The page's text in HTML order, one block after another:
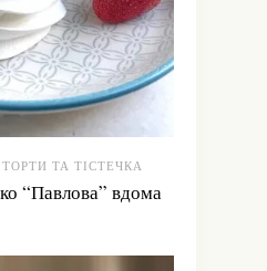
ТОРТИ ТА ТІСТЕЧКА
“Павлова” вдома